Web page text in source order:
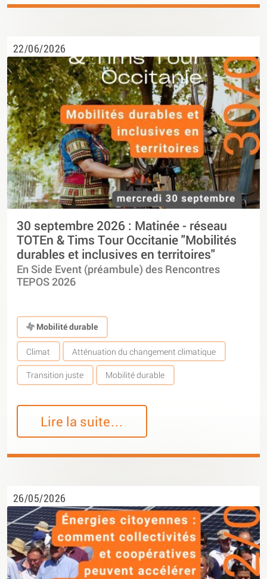
22/06/2026
30 septembre 2026 : Matinée - réseau
TOTEn & Tims Tour Occitanie "Mobilités
durables et inclusives en territoires"
En Side Event (préambule) des Rencontres
TEPOS 2026
Mobilité durable
Climat Atténuation du changement climatique
Transition juste Mobilité durable
Lire la suite…
26/05/2026